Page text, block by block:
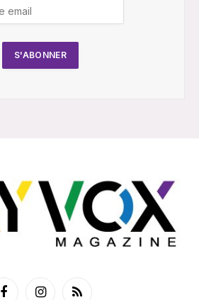
FacebookInstagramRSS